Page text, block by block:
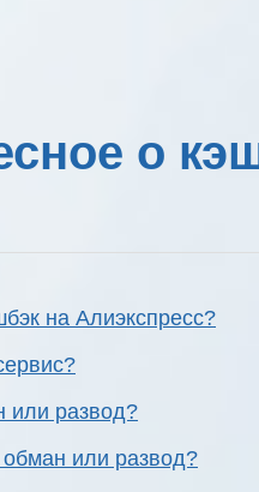
о
на Алиэкспресс?
или развод?
или развод?